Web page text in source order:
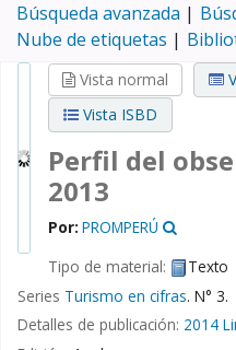
Búsqueda avanzada
Nube de etiquetas
Vista normal
Vista ISBD
Perfil del
2013
Por: PROMPERÚ
Tipo de material:
Texto
Series Turismo en cifras. N° 3.
Detalles de publicación: 2014